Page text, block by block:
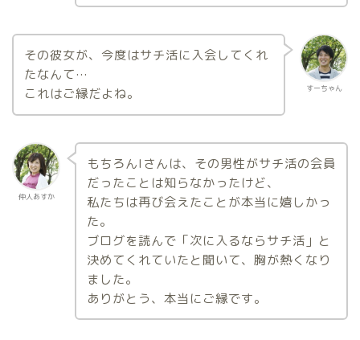
すーちゃん
その彼女が、今度はサチ活に入会してくれ
たなんて…
これはご縁だよね。
仲人あすか
もちろんIさんは、その男性がサチ活の会員
だったことは知らなかったけど、
私たちは再び会えたことが本当に嬉しかっ
た。
ブログを読んで「次に入るならサチ活」と
決めてくれていたと聞いて、胸が熱くなり
ました。
ありがとう、本当にご縁です。